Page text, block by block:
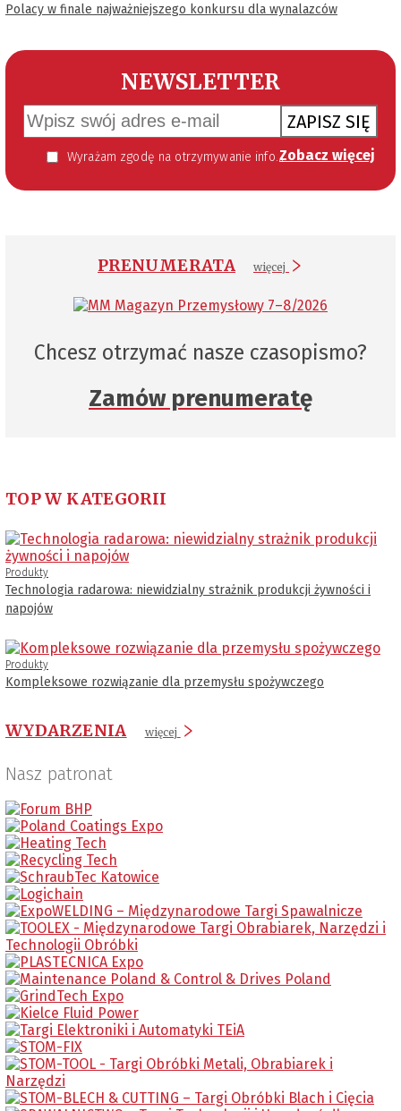
Polacy w finale najważniejszego konkursu dla wynalazców
NEWSLETTER
ZAPISZ SIĘ
Wyrażam zgodę na otrzymywanie informacji handlowej kierowanej do mnie za pomocą środków komunikacji elektronicznej w szczególności poczty elektronicznej zgodnie z przepisem art. 10 ust 2 ustawy z dnia 18 lipca 2002 roku o świadczeniu usług drogą elektroniczną (Dz. U. 144 z 2002 r. poz. 1204). Zgoda jest dobrowolna, jednak jej wyrażenie jest konieczne, aby otrzymywać newsletter. Zobacz więcej
PRENUMERATA więcej
Chcesz otrzymać nasze czasopismo?
Zamów prenumeratę
TOP W KATEGORII
Produkty
Technologia radarowa: niewidzialny strażnik produkcji żywności i
napojów
Produkty
Kompleksowe rozwiązanie dla przemysłu spożywczego
WYDARZENIA więcej
Nasz patronat